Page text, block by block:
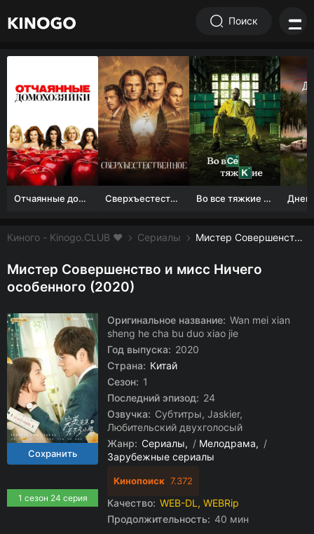
Поиск
Отчаянные домохозяйки (1 сезон) Сверхъестественное Во все тяжкие 1-5 сезон
Киного - Kinogo.CLUB ❤️ Сериалы Мистер Совершенство и мисс Ничего особенного смотреть онлайн бесплатно
Мистер Совершенство и мисс Ничего
особенного (2020)
1 сезон 24 серия
Оригинальное название: Wan mei xian
sheng he cha bu duo xiao jie
Год выпуска: 2020
Страна: Китай
Сезон: 1
Последний эпизод: 24
Озвучка: Субтитры, Jaskier,
Любительский двухголосый
Жанр: Сериалы / Мелодрама
/
Зарубежные сериалы
Кинопоиск 7.372
Качество: WEB-DL, WEBRip
Продолжительность: 40 мин